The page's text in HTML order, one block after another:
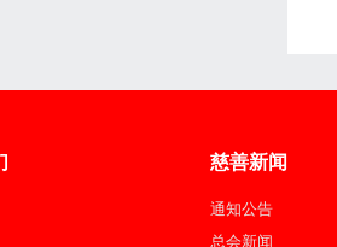
慈善新闻
通知公告
总会新闻